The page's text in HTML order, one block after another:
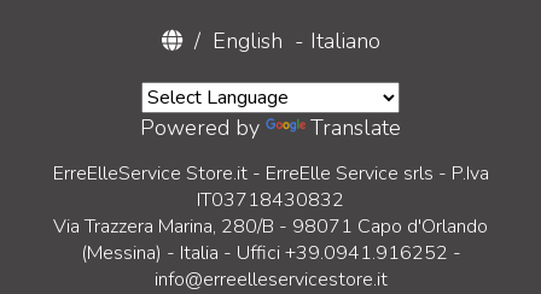
/ English - Italiano
Powered by Translate
ErreElleService Store.it - ErreElle Service srls - P.Iva
IT03718430832
Via Trazzera Marina, 280/B - 98071 Capo d'Orlando
(Messina) - Italia - Uffici +39.0941.916252 -
info@erreelleservicestore.it